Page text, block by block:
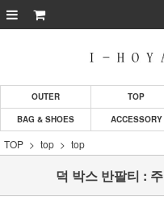
OUTER TOP
BAG & SHOES
ACCESSORY
TOP top top
덕 박스 반팔티 :